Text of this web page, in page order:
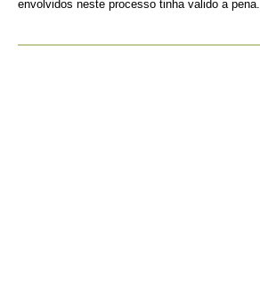
envolvidos neste processo tinha valido a pena.